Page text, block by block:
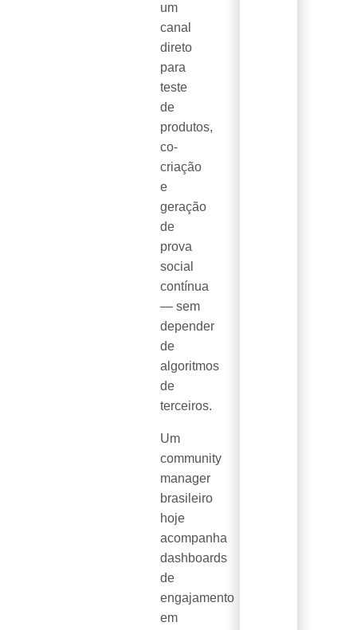
um
canal
direto
para
teste
de
produtos,
co-
criação
e
geração
de
prova
social
contínua
— sem
depender
de
algoritmos
de
terceiros.
Um
community
manager
brasileiro
hoje
acompanha
dashboards
de
engajamento
em